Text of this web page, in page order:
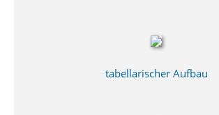
tabellarischer Aufbau